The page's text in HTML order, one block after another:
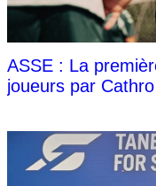
ASSE : La
joueurs par Cathro